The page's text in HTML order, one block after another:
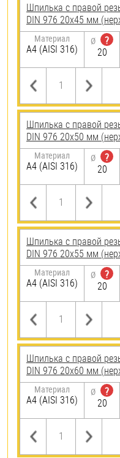
Шпилька с правой
DIN 976 20х45 мм
Материал
A4 (AISI 316)
Ø
?
20
Шпилька с правой
DIN 976 20х50 мм
Материал
A4 (AISI 316)
Ø
?
20
Шпилька с правой
DIN 976 20х55 мм
Материал
A4 (AISI 316)
Ø
?
20
Шпилька с правой
DIN 976 20х60 мм
Материал
A4 (AISI 316)
Ø
?
20